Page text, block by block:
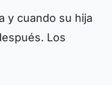
y cuando su hija
Los